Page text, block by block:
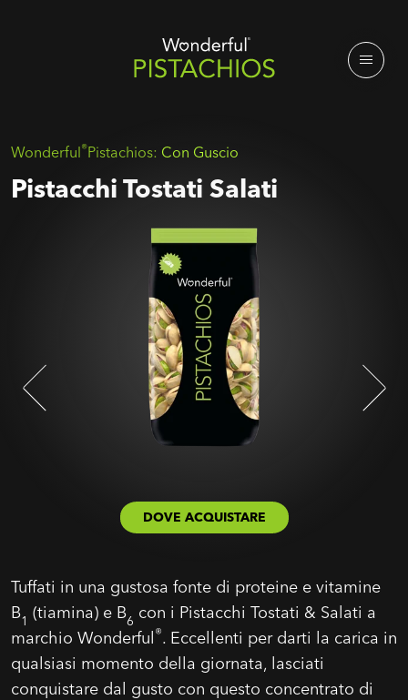
Pistacchi Tostati Salati
Wonderful®Pistachios: Con Guscio
Tuffati in una gustosa fonte di proteine e vitamine
B1 (tiamina) e B6 con i Pistacchi Tostati & Salati a
marchio Wonderful®. Eccellenti per darti la carica in
qualsiasi momento della giornata, lasciati
conquistare dal gusto con questo concentrato di
DOVE ACQUISTARE